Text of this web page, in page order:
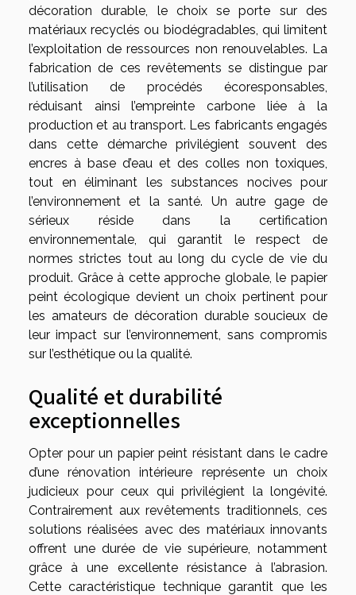
décoration durable, le choix se porte sur des
matériaux recyclés ou biodégradables, qui limitent
l’exploitation de ressources non renouvelables. La
fabrication de ces revêtements se distingue par
l’utilisation de procédés écoresponsables,
réduisant ainsi l’empreinte carbone liée à la
production et au transport. Les fabricants engagés
dans cette démarche privilégient souvent des
encres à base d’eau et des colles non toxiques,
tout en éliminant les substances nocives pour
l’environnement et la santé. Un autre gage de
sérieux réside dans la certification
environnementale, qui garantit le respect de
normes strictes tout au long du cycle de vie du
produit. Grâce à cette approche globale, le papier
peint écologique devient un choix pertinent pour
les amateurs de décoration durable soucieux de
leur impact sur l’environnement, sans compromis
sur l’esthétique ou la qualité.
Qualité et durabilité
exceptionnelles
Opter pour un papier peint résistant dans le cadre
d’une rénovation intérieure représente un choix
judicieux pour ceux qui privilégient la longévité.
Contrairement aux revêtements traditionnels, ces
solutions réalisées avec des matériaux innovants
offrent une durée de vie supérieure, notamment
grâce à une excellente résistance à l’abrasion.
Cette caractéristique technique garantit que les